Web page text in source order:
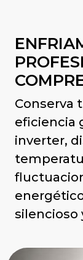
Conserva
eficiencia
inverter,
silencioso